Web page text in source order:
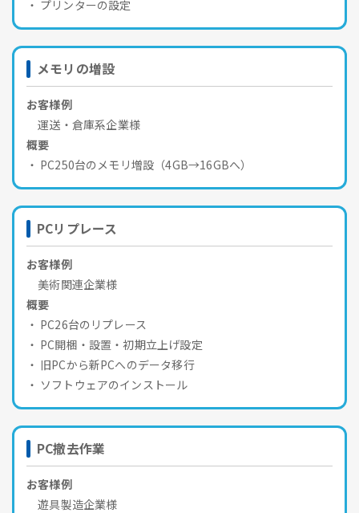
プリンターの設定
メモリの増設
お客様例
運送・倉庫系企業様
概要
PC250台のメモリ増設（4GB→16GBへ）
PCリプレース
お客様例
美術関連企業様
概要
PC26台のリプレース
PC開梱・設置・初期立上げ設定
旧PCから新PCへのデータ移行
ソフトウェアのインストール
PC撤去作業
お客様例
遊具製造企業様